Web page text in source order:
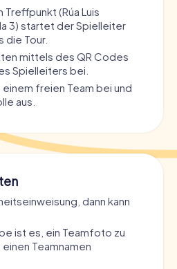
(Rúa Luis
3) startet der Spielleiter
die Tour.
mittels des QR Codes
Spielleiters bei.
freien Team bei und
aus.
dann kann
ist es, ein Teamfoto zu
Teamnamen